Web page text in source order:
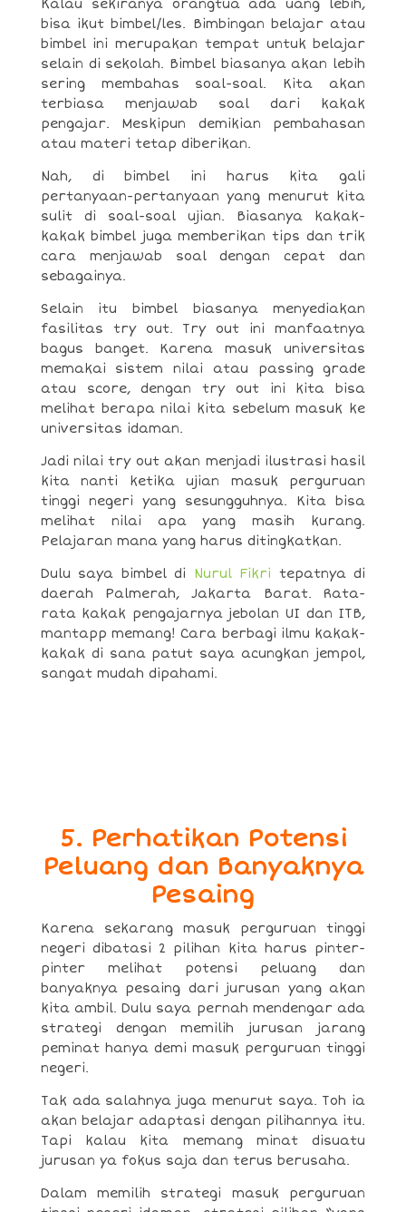
Kalau sekiranya orangtua ada uang lebih,
bisa ikut bimbel/les. Bimbingan belajar atau
bimbel ini merupakan tempat untuk belajar
selain di sekolah. Bimbel biasanya akan lebih
sering membahas soal-soal. Kita akan
terbiasa menjawab soal dari kakak
pengajar. Meskipun demikian pembahasan
atau materi tetap diberikan.
Nah, di bimbel ini harus kita gali
pertanyaan-pertanyaan yang menurut kita
sulit di soal-soal ujian. Biasanya kakak-
kakak bimbel juga memberikan tips dan trik
cara menjawab soal dengan cepat dan
sebagainya.
Selain itu bimbel biasanya menyediakan
fasilitas try out. Try out ini manfaatnya
bagus banget. Karena masuk universitas
memakai sistem nilai atau passing grade
atau score, dengan try out ini kita bisa
melihat berapa nilai kita sebelum masuk ke
universitas idaman.
Jadi nilai try out akan menjadi ilustrasi hasil
kita nanti ketika ujian masuk perguruan
tinggi negeri yang sesungguhnya. Kita bisa
melihat nilai apa yang masih kurang.
Pelajaran mana yang harus ditingkatkan.
Dulu saya bimbel di Nurul Fikri tepatnya di
daerah Palmerah, Jakarta Barat. Rata-
rata kakak pengajarnya jebolan UI dan ITB,
mantapp memang! Cara berbagi ilmu kakak-
kakak di sana patut saya acungkan jempol,
sangat mudah dipahami.
5. Perhatikan Potensi
Peluang dan Banyaknya
Pesaing
Karena sekarang masuk perguruan tinggi
negeri dibatasi 2 pilihan kita harus pinter-
pinter melihat potensi peluang dan
banyaknya pesaing dari jurusan yang akan
kita ambil. Dulu saya pernah mendengar ada
strategi dengan memilih jurusan jarang
peminat hanya demi masuk perguruan tinggi
negeri.
Tak ada salahnya juga menurut saya. Toh ia
akan belajar adaptasi dengan pilihannya itu.
Tapi kalau kita memang minat disuatu
jurusan ya fokus saja dan terus berusaha.
Dalam memilih strategi masuk perguruan